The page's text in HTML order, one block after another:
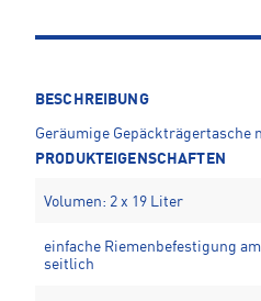
BESCHREIBUNG
Geräumige Gepäckträgertasche
PRODUKTEIGENSCHAFTEN
Volumen: 2 x 19 Liter
einfache Riemenbefestigung
seitlich